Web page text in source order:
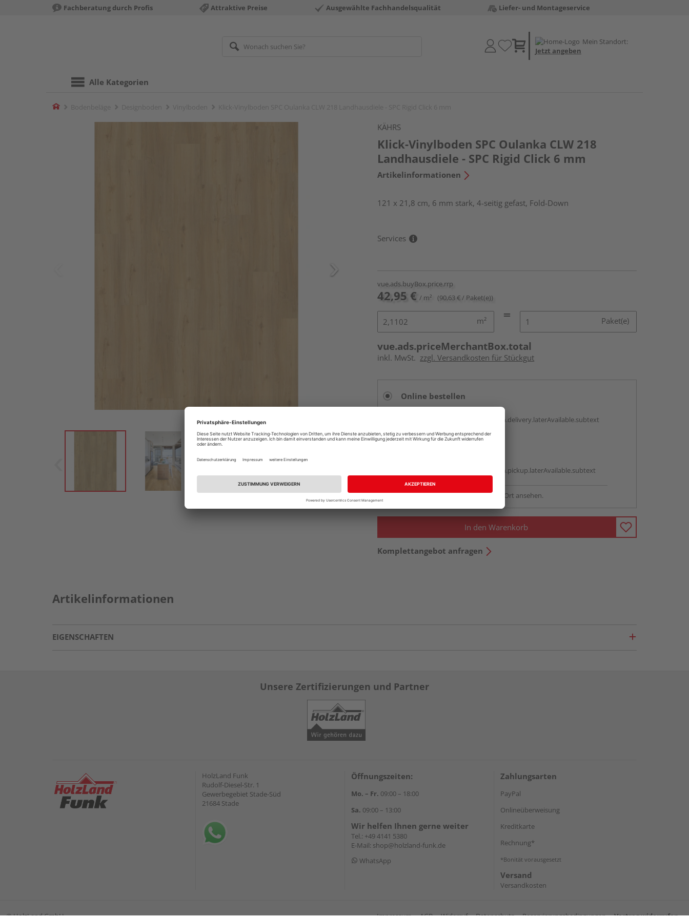
Fachberatung durch Profis Attraktive Preise Ausgewählte Fachhandelsqualität Liefer- und Montageservice
Mein Standort:
Jetzt angeben
Alle Kategorien
Home
KÄHRS
Klick-Vinylboden SPC Oulanka CLW 218
Landhausdiele - SPC Rigid Click 6 mm
Artikelinformationen
121 x 21,8 cm, 6 mm stark, 4-seitig gefast, Fold-Down
Services
vue.ads.buyBox.price.rrp
42,95 € / m² (90,63 € / Paket(e))
m² Paket(e)
vue.ads.priceMerchantBox.total
inkl. MwSt. zzgl. Versandkosten für Stückgut
Online bestellen
vue.ads.priceMerchantBox.option.delivery.laterAvailable.subtext
vue.ads.priceMerchantBox.option.pickup.laterAvailable.subtext
Verfügbar in der Ausstellung - vor Ort ansehen.
In den Warenkorb
Komplettangebot anfragen
Artikelinformationen
EIGENSCHAFTEN
Unsere Zertifizierungen und Partner
HolzLand Funk
Rudolf-Diesel-Str. 1
Gewerbegebiet Stade-Süd
21684 Stade
Öffnungszeiten:
Mo. – Fr. 09:00 – 18:00
Sa. 09:00 – 13:00
Wir helfen Ihnen gerne weiter
Tel.: +49 4141 5380
E-Mail: shop@holzland-funk.de
WhatsApp
Zahlungsarten
PayPal
Onlineüberweisung
Kreditkarte
Rechnung*
*Bonität vorausgesetzt
Versand
Versandkosten
©HolzLand GmbH Impressum AGB Widerruf Datenschutz Reservierungsbedingungen Vertrag widerrufen